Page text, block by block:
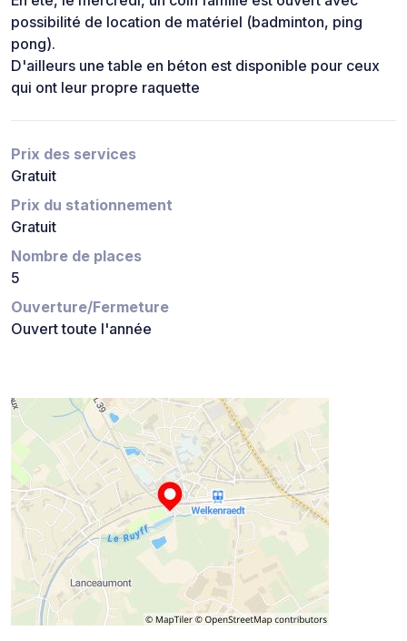
possibilité de location de matériel (badminton, ping
pong).
D'ailleurs une table en béton est disponible pour ceux
qui ont leur propre raquette
Prix des services
Gratuit
Prix du stationnement
Gratuit
Nombre de places
5
Ouverture/Fermeture
Ouvert toute l'année